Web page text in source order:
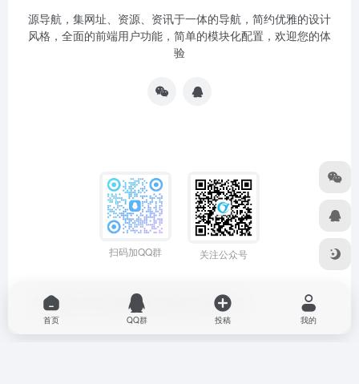
源导航，集网址、资源、资讯于一体的导航，简约优雅的设计
风格，全面的前端用户功能，简单的模块化配置，欢迎您的体
验
扫码加QQ群 关注公众号
Copyright © 2026 源导航 粤ICP备2022064704号
首页 QQ群 投稿 我的